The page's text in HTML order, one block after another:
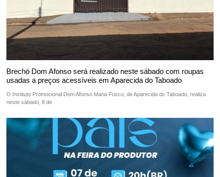
Brechó Dom Afonso será realizado neste sábado com roupas
usadas a preços acessíveis em Aparecida do Taboado
O Instituto Promocional Dom Afonso Maria Fusco, de Aparecida do Taboado, realiza
neste sábado, 8 de